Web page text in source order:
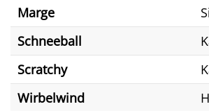
Marge
Schneeball
Scratchy
Wirbelwind